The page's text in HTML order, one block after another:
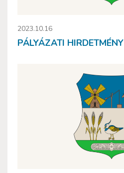
2023.10.16
PÁLYÁZATI HIRDETMÉNY